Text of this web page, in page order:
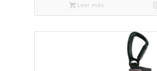
Leer más